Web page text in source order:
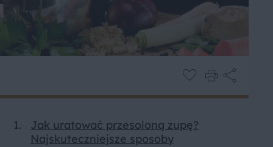
Jak uratować przesoloną zupę?
Najskuteczniejsze sposoby